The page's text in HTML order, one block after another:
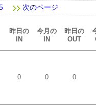
次のページ
昨日の
IN
今月の
IN
昨日の
OUT
0 0 0